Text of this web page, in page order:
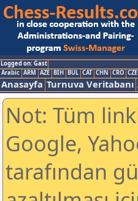
Logged on: Gast
Arabic ARM AZE BIH BUL CAT CHN CRO CZE
Anasayfa Turnuva Veritabanı
Not: Tüm
Google,
tarafından